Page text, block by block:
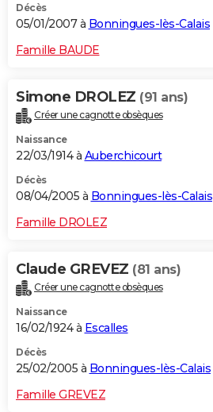
Décès
05/01/2007 à Bonningues-lès-Calais
Famille BAUDE
Simone DROLEZ (91 ans)
Créer une cagnotte obsèques
Naissance
22/03/1914 à Auberchicourt
Décès
08/04/2005 à Bonningues-lès-Calais
Famille DROLEZ
Claude GREVEZ (81 ans)
Créer une cagnotte obsèques
Naissance
16/02/1924 à Escalles
Décès
25/02/2005 à Bonningues-lès-Calais
Famille GREVEZ